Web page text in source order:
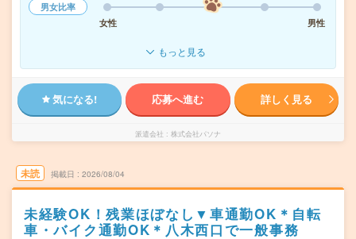
男女比率
女性
男性
もっと見る
気になる! 応募へ進む 詳しく見る
派遣会社 株式会社パソナ
未読 掲載日 2026/08/04
未経験OK！残業ほぼなし▼車通勤OK＊自転
車・バイク通勤OK＊八木西口で一般事務